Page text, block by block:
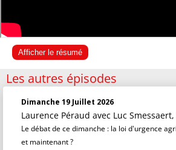
Afficher le résumé
Les autres épisodes
Dimanche 19 Juillet 2026
Laurence Péraud avec Luc
Le débat de ce dimanche : la loi d'urgence
et maintenant ?